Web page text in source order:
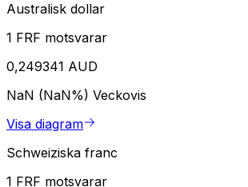
Australisk dollar
1 FRF motsvarar
0,249341 AUD
NaN (NaN%) Veckovis
Visa diagram
Schweiziska franc
1 FRF motsvarar